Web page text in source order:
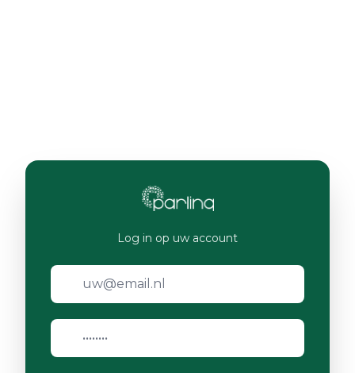
Log in op uw account